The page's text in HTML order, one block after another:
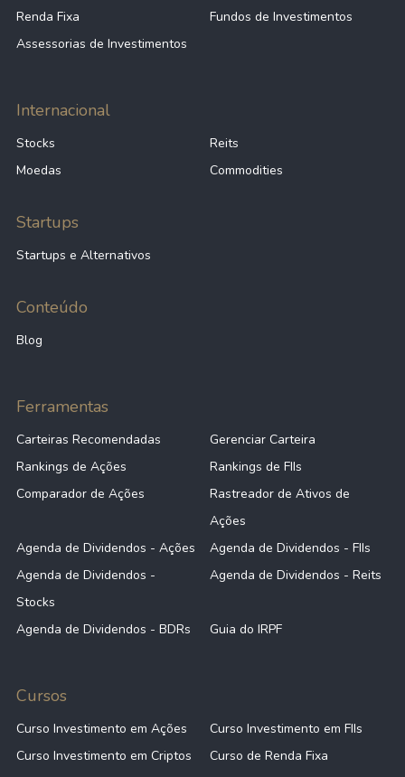
Renda Fixa
Fundos de Investimentos
Assessorias de Investimentos
Internacional
Stocks
Reits
Moedas
Commodities
Startups
Startups e Alternativos
Conteúdo
Blog
Ferramentas
Carteiras Recomendadas
Gerenciar Carteira
Rankings de Ações
Rankings de FIIs
Comparador de Ações
Rastreador de Ativos de
Ações
Agenda de Dividendos - Ações
Agenda de Dividendos - FIIs
Agenda de Dividendos -
Stocks
Agenda de Dividendos - Reits
Agenda de Dividendos - BDRs Guia do IRPF
Cursos
Curso Investimento em Ações
Curso Investimento em FIIs
Curso Investimento em Criptos
Curso de Renda Fixa